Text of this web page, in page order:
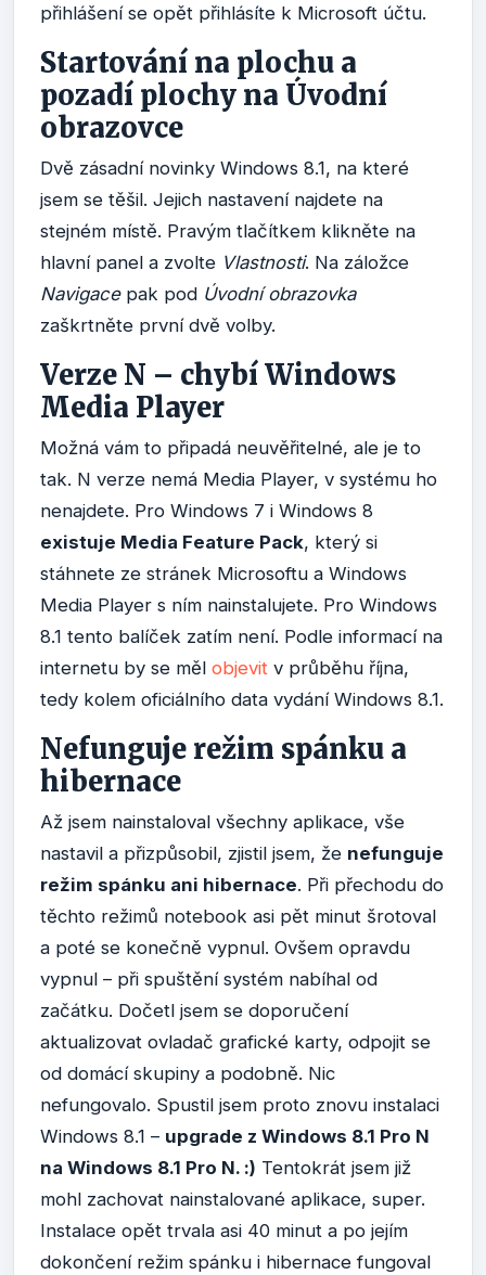
přihlášení se opět přihlásíte k Microsoft účtu.
Startování na plochu a
pozadí plochy na Úvodní
obrazovce
Dvě zásadní novinky Windows 8.1, na které
jsem se těšil. Jejich nastavení najdete na
stejném místě. Pravým tlačítkem klikněte na
hlavní panel a zvolte Vlastnosti. Na záložce
Navigacepak pod Úvodní obrazovka
zaškrtněte první dvě volby.
Verze N – chybí Windows
Media Player
Možná vám to připadá neuvěřitelné, ale je to
tak. N verze nemá Media Player, v systému ho
nenajdete. Pro Windows 7 i Windows 8
existuje Media Feature Pack, který si
stáhnete ze stránek Microsoftu a Windows
Media Player s ním nainstalujete. Pro Windows
8.1 tento balíček zatím není. Podle informací na
internetu by se měl objevit v průběhu října,
tedy kolem oficiálního data vydání Windows 8.1.
Nefunguje režim spánku a
hibernace
Až jsem nainstaloval všechny aplikace, vše
nastavil a přizpůsobil, zjistil jsem, že nefunguje
režim spánku ani hibernace. Při přechodu do
těchto režimů notebook asi pět minut šrotoval
a poté se konečně vypnul. Ovšem opravdu
vypnul – při spuštění systém nabíhal od
začátku. Dočetl jsem se doporučení
aktualizovat ovladač grafické karty, odpojit se
od domácí skupiny a podobně. Nic
nefungovalo. Spustil jsem proto znovu instalaci
Windows 8.1 – upgrade z Windows 8.1 Pro N
na Windows 8.1 Pro N. :) Tentokrát jsem již
mohl zachovat nainstalované aplikace, super.
Instalace opět trvala asi 40 minut a po jejím
dokončení režim spánku i hibernace fungoval